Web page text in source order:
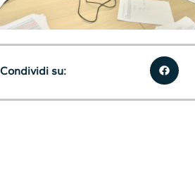
Condividi su: